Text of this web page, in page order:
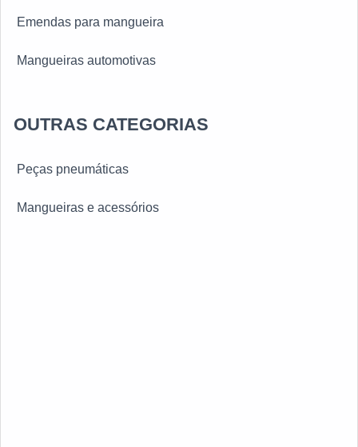
Emendas para mangueira
Mangueiras automotivas
Mangueiras pneumáticas
Mangueiras industriais
OUTRAS CATEGORIAS
Peças pneumáticas
Mangueiras e acessórios